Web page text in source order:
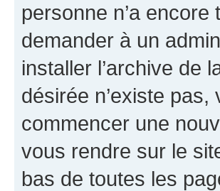
personne n’a
demander à un
installer l’archive de
désirée n’existe
commencer une
vous rendre sur le
bas de toutes les